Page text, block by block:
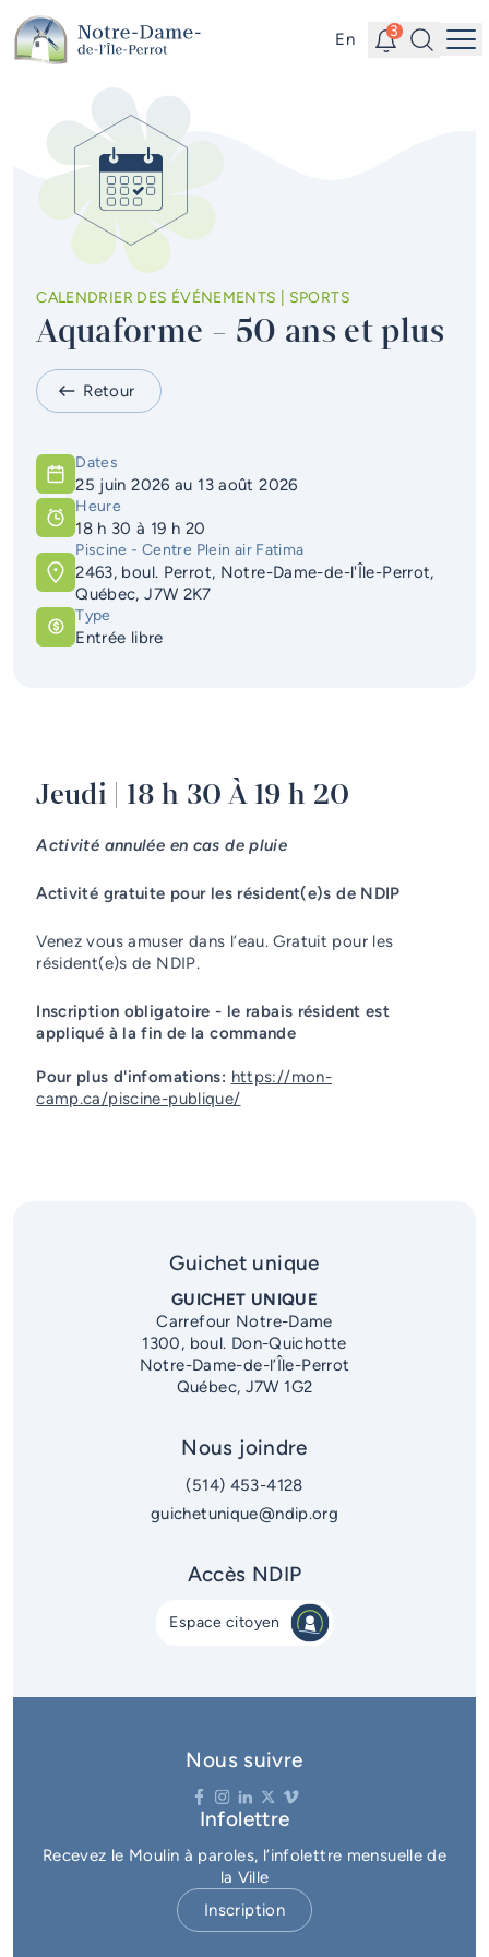
En
Alertes
3
Actualités
Infolettre
Calendrier des événements
#Tellement beau | Attraits
touristiques
Carte interactive
Services en ligne
Services d'alerte
Guichet unique
CALENDRIER DES ÉVÉNEMENTS | SPORTS
Aquaforme - 50 ans et plus
Retour
Dates
25 juin 2026 au 13 août 2026
Heure
18 h 30 à 19 h 20
Piscine - Centre Plein air Fatima
2463, boul. Perrot, Notre-Dame-de-l'Île-Perrot,
Québec, J7W 2K7
Type
Entrée libre
Jeudi | 18 h 30 À 19 h 20
Activité annulée en cas de pluie
Activité gratuite pour les résident(e)s de NDIP
Venez vous amuser dans l’eau. Gratuit pour les
résident(e)s de NDIP.
Inscription obligatoire - le rabais résident est
appliqué à la fin de la commande
Pour plus d'infomations: https://mon-
camp.ca/piscine-publique/
Guichet unique
GUICHET UNIQUE
Carrefour Notre-Dame
1300, boul. Don-Quichotte
Notre-Dame-de-l’Île-Perrot
Québec, J7W 1G2
Nous joindre
(514) 453-4128
guichetunique@ndip.org
Accès NDIP
Espace citoyen
Nous suivre
Infolettre
Recevez le Moulin à paroles, l’infolettre mensuelle de
la Ville
Inscription